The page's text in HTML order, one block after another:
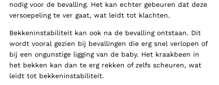
nodig voor de bevalling. Het kan echter gebeuren dat deze
versoepeling te ver gaat, wat leidt tot klachten.
Bekkeninstabiliteit kan ook na de bevalling ontstaan. Dit
wordt vooral gezien bij bevallingen die erg snel verlopen of
bij een ongunstige ligging van de baby. Het kraakbeen in
het bekken kan dan te erg rekken of zelfs scheuren, wat
leidt tot bekkeninstabiliteit.